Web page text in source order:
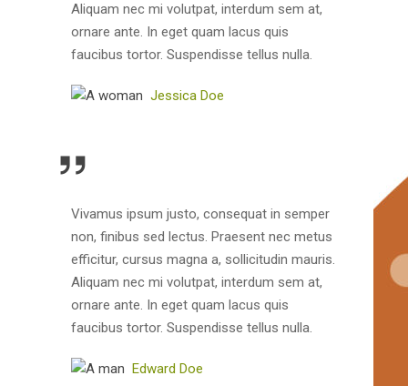
Aliquam nec mi volutpat, interdum sem at,
ornare ante. In eget quam lacus quis
faucibus tortor. Suspendisse tellus nulla.
Jessica Doe
Vivamus ipsum justo, consequat in semper
non, finibus sed lectus. Praesent nec metus
efficitur, cursus magna a, sollicitudin mauris.
Aliquam nec mi volutpat, interdum sem at,
ornare ante. In eget quam lacus quis
faucibus tortor. Suspendisse tellus nulla.
Edward Doe